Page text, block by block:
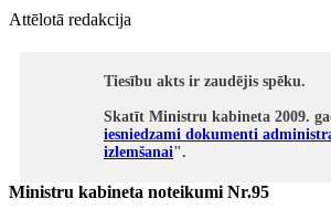
Attēlotā redakcija
Tiesību akts ir zaudējis spēku.
Skatīt Ministru kabineta 2009.
iesniedzami dokumenti
izlemšanai".
Ministru kabineta noteikumi Nr.95